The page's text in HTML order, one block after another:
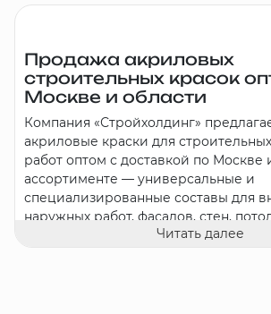
Продажа акриловых
строительных красок
Москве и области
Компания «Стройхолдинг»
акриловые краски для
работ оптом с доставкой по Москве
ассортименте — универсальные и
специализированные составы для
наружных работ, фасадов, стен,
деревянных и металлических
Читать далее